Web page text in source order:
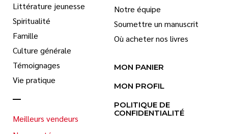
Littérature jeunesse
Spiritualité
Famille
Culture générale
Témoignages
Vie pratique
Meilleurs vendeurs
Notre équipe
Soumettre un manuscrit
Où acheter nos livres
MON PANIER
MON PROFIL
POLITIQUE DE
CONFIDENTIALITÉ